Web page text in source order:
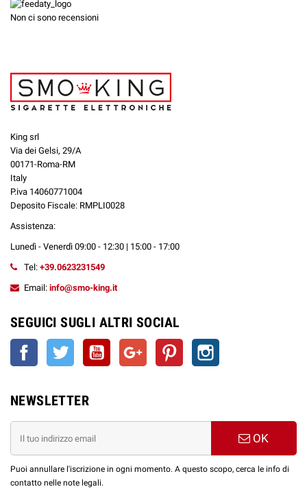
Non ci sono recensioni
King srl
Via dei Gelsi, 29/A
00171-Roma-RM
Italy
P.iva 14060771004
Deposito Fiscale: RMPLI0028
Assistenza:
Lunedì - Venerdì 09:00 - 12:30 | 15:00 - 17:00
Tel: +39.0623231549
Email: info@smo-king.it
SEGUICI SUGLI ALTRI SOCIAL
Facebook Twitter YouTube Google+ Pinterest
NEWSLETTER
OK
Puoi annullare l'iscrizione in ogni momento. A questo scopo, cerca le info di
contatto nelle note legali.